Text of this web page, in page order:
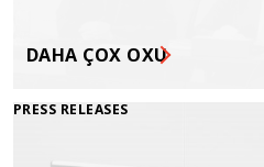
DAHA ÇOX OXU
PRESS RELEASES